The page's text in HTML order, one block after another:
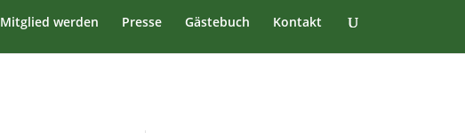
Mitglied werden Presse Gästebuch Kontakt